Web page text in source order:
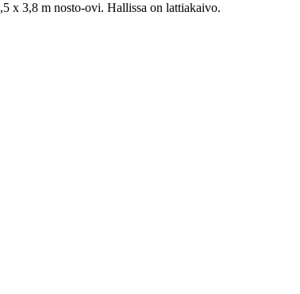
x 3,8 m nosto-ovi. Hallissa on lattiakaivo.